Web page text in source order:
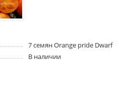
7 семян Orange pride Dwarf
В наличии